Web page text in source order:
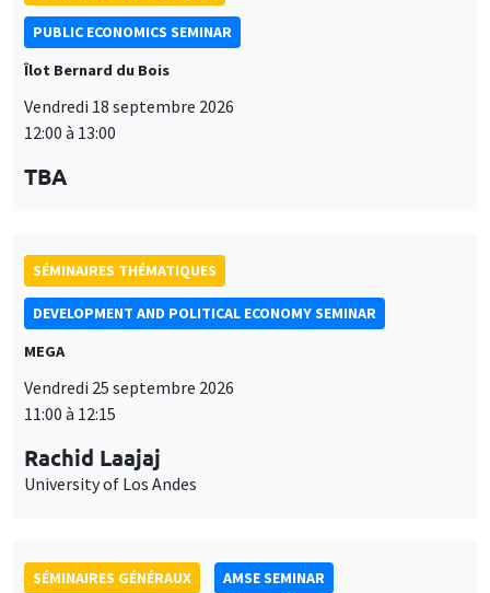
PUBLIC ECONOMICS SEMINAR
Îlot Bernard du Bois
Vendredi 18 septembre 2026
12:00 à 13:00
TBA
SÉMINAIRES THÉMATIQUES
DEVELOPMENT AND POLITICAL ECONOMY SEMINAR
MEGA
Vendredi 25 septembre 2026
11:00 à 12:15
Rachid Laajaj
University of Los Andes
SÉMINAIRES GÉNÉRAUX
AMSE SEMINAR